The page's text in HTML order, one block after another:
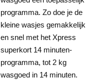
programma. Zo doe je de
kleine wasjes gemakkelijk
en snel met het Xpress
superkort 14 minuten-
programma, tot 2 kg
wasgoed in 14 minuten.